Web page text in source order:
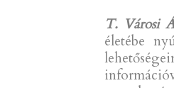
T. Városi
életébe